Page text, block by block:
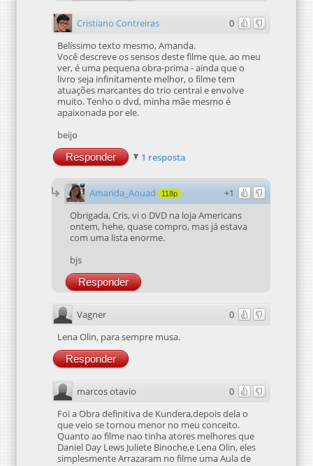
0
Cristiano Contreiras
Belíssimo texto mesmo, Amanda.
Você descreve os sensos deste filme que, ao meu
ver, é uma pequena obra-prima - ainda que o
livro seja infinitamente melhor, o filme tem
atuações marcantes do trio central e envolve
muito. Tenho o dvd, minha mãe mesmo é
apaixonada por ele.
beijo
Responder 1 resposta
+1
Amanda_Aouad 118p
Obrigada, Cris, vi o DVD na loja Americans
ontem, hehe, quase compro, mas já estava
com uma lista enorme.
bjs
Responder
0
Vagner
Lena Olin, para sempre musa.
Responder
0
marcos otavio
Foi a Obra definitiva de Kundera,depois dela o
que veio se tornou menor no meu conceito.
Quanto ao filme nao tinha atores melhores que
Daniel Day Lews Juliete Binoche,e Lena Olin, eles
simplesmente Arrazaram no filme uma Aula de